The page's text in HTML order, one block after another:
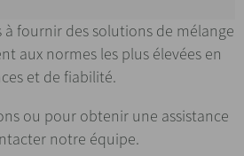
à fournir des solutions de mélange
aux normes les plus élevées en
et de fiabilité.
ou pour obtenir une assistance
notre équipe.